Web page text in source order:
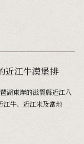
近江牛漢堡排
湖東岸的滋賀縣近江八
江牛、近江米及當地